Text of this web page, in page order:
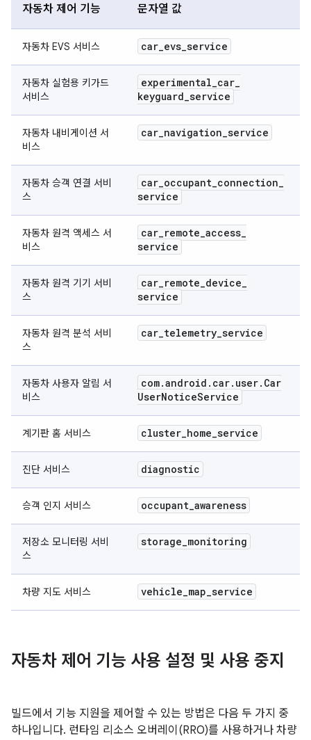
자동차 제어 기능 문자열 값
자동차 EVS 서비스 car_evs_service
자동차 실험용 키가드
서비스
experimental_car_
keyguard_service
자동차 내비게이션 서
비스
car_navigation_service
자동차 승객 연결 서비
스
car_occupant_connection_
service
자동차 원격 액세스 서
비스
car_remote_access_
service
자동차 원격 기기 서비
스
car_remote_device_
service
자동차 원격 분석 서비
스
car_telemetry_service
자동차 사용자 알림 서
비스
com.android . car. user. Car
UserNoticeService
계기판 홈 서비스 cluster_home_service
진단 서비스 diagnostic
승객 인지 서비스 occupant_awareness
저장소 모니터링 서비
스
storage_monitoring
차량 지도 서비스 vehicle_map_service
자동차 제어 기능 사용 설정 및 사용 중지
빌드에서 기능 지원을 제어할 수 있는 방법은 다음 두 가지 중
하나입니다. 런타임 리소스 오버레이(RRO)를 사용하거나 차량